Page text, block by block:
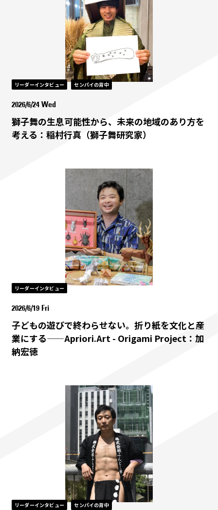
リーダーインタビュー センパイの背中
2026/6/24 Wed
獅子舞の生息可能性から、未来の地域のあり方を
考える：稲村行真（獅子舞研究家）
リーダーインタビュー
2026/6/19 Fri
子どもの遊びで終わらせない。折り紙を文化と産
業にする——Apriori.Art - Origami Project：加
納宏徳
リーダーインタビュー センパイの背中